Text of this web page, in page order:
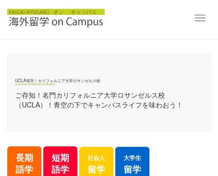
UCLA留学｜カリフォルニア大学ロサンゼルス校/University of California, Los Angeles
UCLA留学｜カリフォルニア大学ロサンゼルス校
University of California, Los Angeles
ご存知！名門カリフォルニア大学ロサンゼルス校
（UCLA）！青空の下でキャンパスライフを味わおう！
長期
語学
短期
語学
社会人
留学
大学生
留学